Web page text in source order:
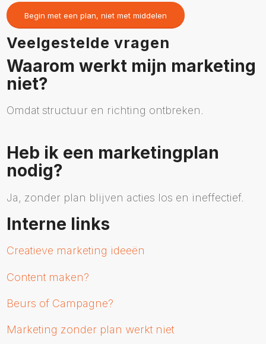
Begin met een plan, niet met middelen
Veelgestelde vragen
Waarom werkt mijn marketing
niet?
Omdat structuur en richting ontbreken.
Heb ik een marketingplan
nodig?
Ja, zonder plan blijven acties los en ineffectief.
Interne links
Creatieve marketing ideeën
Content maken?
Beurs of Campagne?
Marketing zonder plan werkt niet